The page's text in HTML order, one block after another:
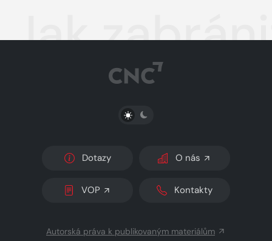
Jak
PŘEPNOUT SVĚTLÝ/TMAVÝ REŽIM
Dotazy O nás
VOP Kontakty
Autorská práva k publikovaným materiálům